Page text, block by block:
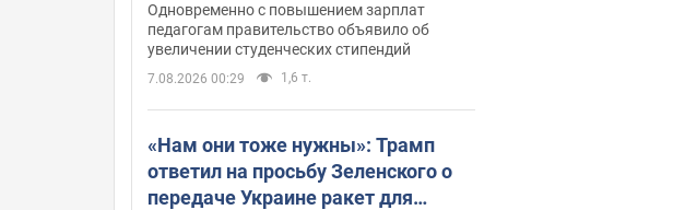
Одновременно с повышением зарплат
педагогам правительство объявило об
увеличении студенческих стипендий
7.08.2026 00:29 1,6 т.
«Нам они тоже нужны»: Трамп
ответил на просьбу Зеленского о
передаче Украине ракет для